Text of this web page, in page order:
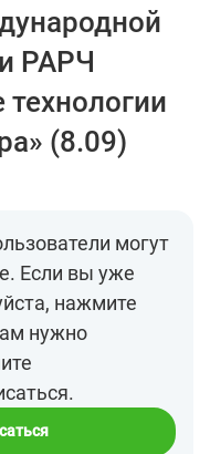
РАРЧ
(8.09)
могут
Если вы уже
нажмите
нужно